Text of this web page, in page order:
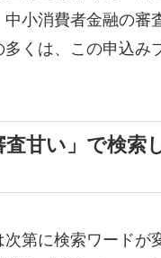
小消費者金融の審
くは、この申込み
査甘い」で検
第に検索ワードが